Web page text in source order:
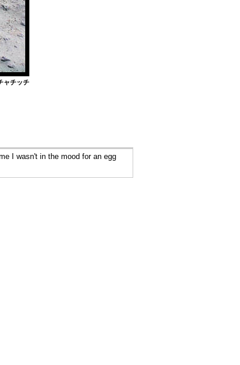
ャチッチ
I wasn't in the mood for an egg